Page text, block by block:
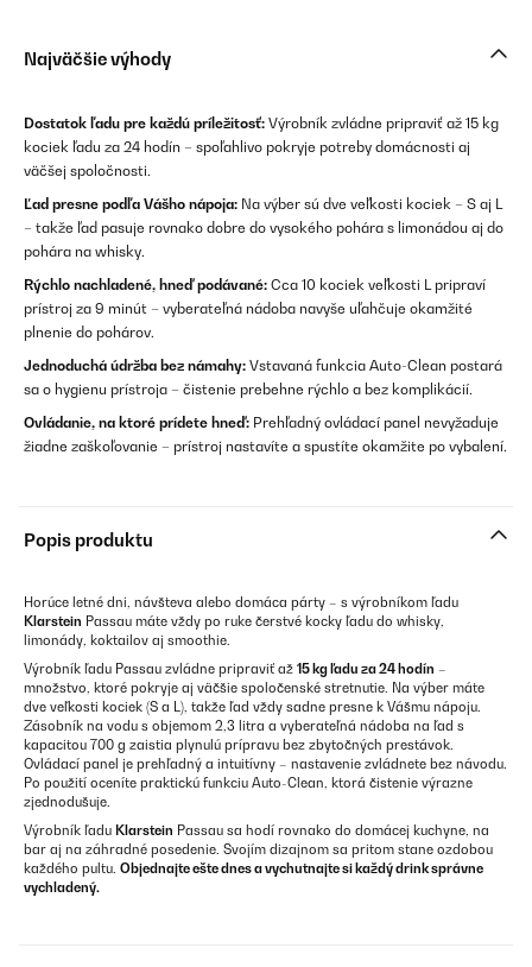
Najväčšie výhody
Dostatok ľadu pre každú príležitosť: Výrobník zvládne pripraviť až 15 kg
kociek ľadu za 24 hodín – spoľahlivo pokryje potreby domácnosti aj
väčšej spoločnosti.
Ľad presne podľa Vášho nápoja: Na výber sú dve veľkosti kociek – S aj L
– takže ľad pasuje rovnako dobre do vysokého pohára s limonádou aj do
pohára na whisky.
Rýchlo nachladené, hneď podávané: Cca 10 kociek veľkosti L pripraví
prístroj za 9 minút – vyberateľná nádoba navyše uľahčuje okamžité
plnenie do pohárov.
Jednoduchá údržba bez námahy: Vstavaná funkcia Auto-Clean postará
sa o hygienu prístroja – čistenie prebehne rýchlo a bez komplikácií.
Ovládanie, na ktoré prídete hneď: Prehľadný ovládací panel nevyžaduje
žiadne zaškoľovanie – prístroj nastavíte a spustíte okamžite po vybalení.
Popis produktu
Horúce letné dni, návšteva alebo domáca párty – s výrobníkom ľadu
Klarstein Passau máte vždy po ruke čerstvé kocky ľadu do whisky,
limonády, koktailov aj smoothie.
Výrobník ľadu Passau zvládne pripraviť až 15 kg ľadu za 24 hodín –
množstvo, ktoré pokryje aj väčšie spoločenské stretnutie. Na výber máte
dve veľkosti kociek (S a L), takže ľad vždy sadne presne k Vášmu nápoju.
Zásobník na vodu s objemom 2,3 litra a vyberateľná nádoba na ľad s
kapacitou 700 g zaistia plynulú prípravu bez zbytočných prestávok.
Ovládací panel je prehľadný a intuitívny – nastavenie zvládnete bez návodu.
Po použití oceníte praktickú funkciu Auto-Clean, ktorá čistenie výrazne
zjednodušuje.
Výrobník ľadu Klarstein Passau sa hodí rovnako do domácej kuchyne, na
bar aj na záhradné posedenie. Svojím dizajnom sa pritom stane ozdobou
každého pultu. Objednajte ešte dnes a vychutnajte si každý drink správne
vychladený.